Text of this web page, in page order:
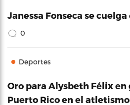
Janessa Fonseca se
0
Deportes
Oro para Alysbeth Félix
Puerto Rico en el atletismo